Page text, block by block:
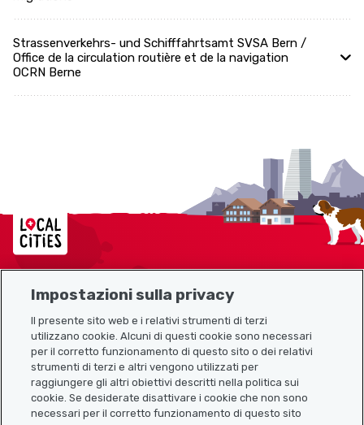
Strassenverkehrs- und Schifffahrtsamt SVSA Bern /
Office de la circulation routière et de la navigation
OCRN Berne
Localcities
Link utili
Scarica l’app Localcities
Impostazioni sulla privacy
Il presente sito web e i relativi strumenti di terzi
utilizzano cookie. Alcuni di questi cookie sono necessari
per il corretto funzionamento di questo sito o dei relativi
strumenti di terzi e altri vengono utilizzati per
raggiungere gli altri obiettivi descritti nella politica sui
cookie. Se desiderate disattivare i cookie che non sono
necessari per il corretto funzionamento di questo sito